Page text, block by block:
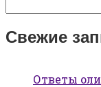
Свежие
Ответы